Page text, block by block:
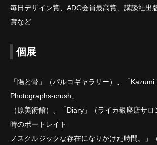
毎日デザイン賞、ADC会員最高賞、講談社出
賞など
個展
「陽と骨」（パルコギャラリー）、「
Photographs-crush」
（原美術館）、「Diary」（ライカ銀座店サ
時のポートレイト
ノスクルジックな存在になりかけた時間。」